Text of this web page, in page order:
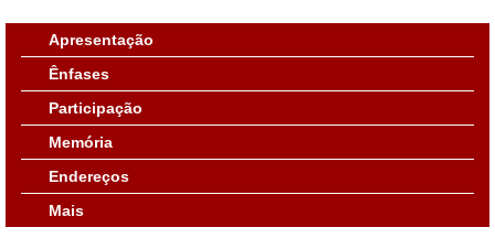
Apresentação
Ênfases
Participação
Memória
Endereços
Mais